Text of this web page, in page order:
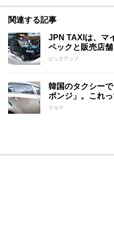
関連する記事
JPN TAXIは、マ
ペックと販売店舗
ピックアップ
韓国のタクシー
ポンジ」。これっ
クルマ